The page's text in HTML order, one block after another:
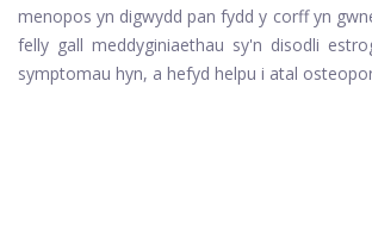
menopos yn digwydd pan fydd y corff yn
felly gall meddyginiaethau sy'n disodli
symptomau hyn, a hefyd helpu i atal